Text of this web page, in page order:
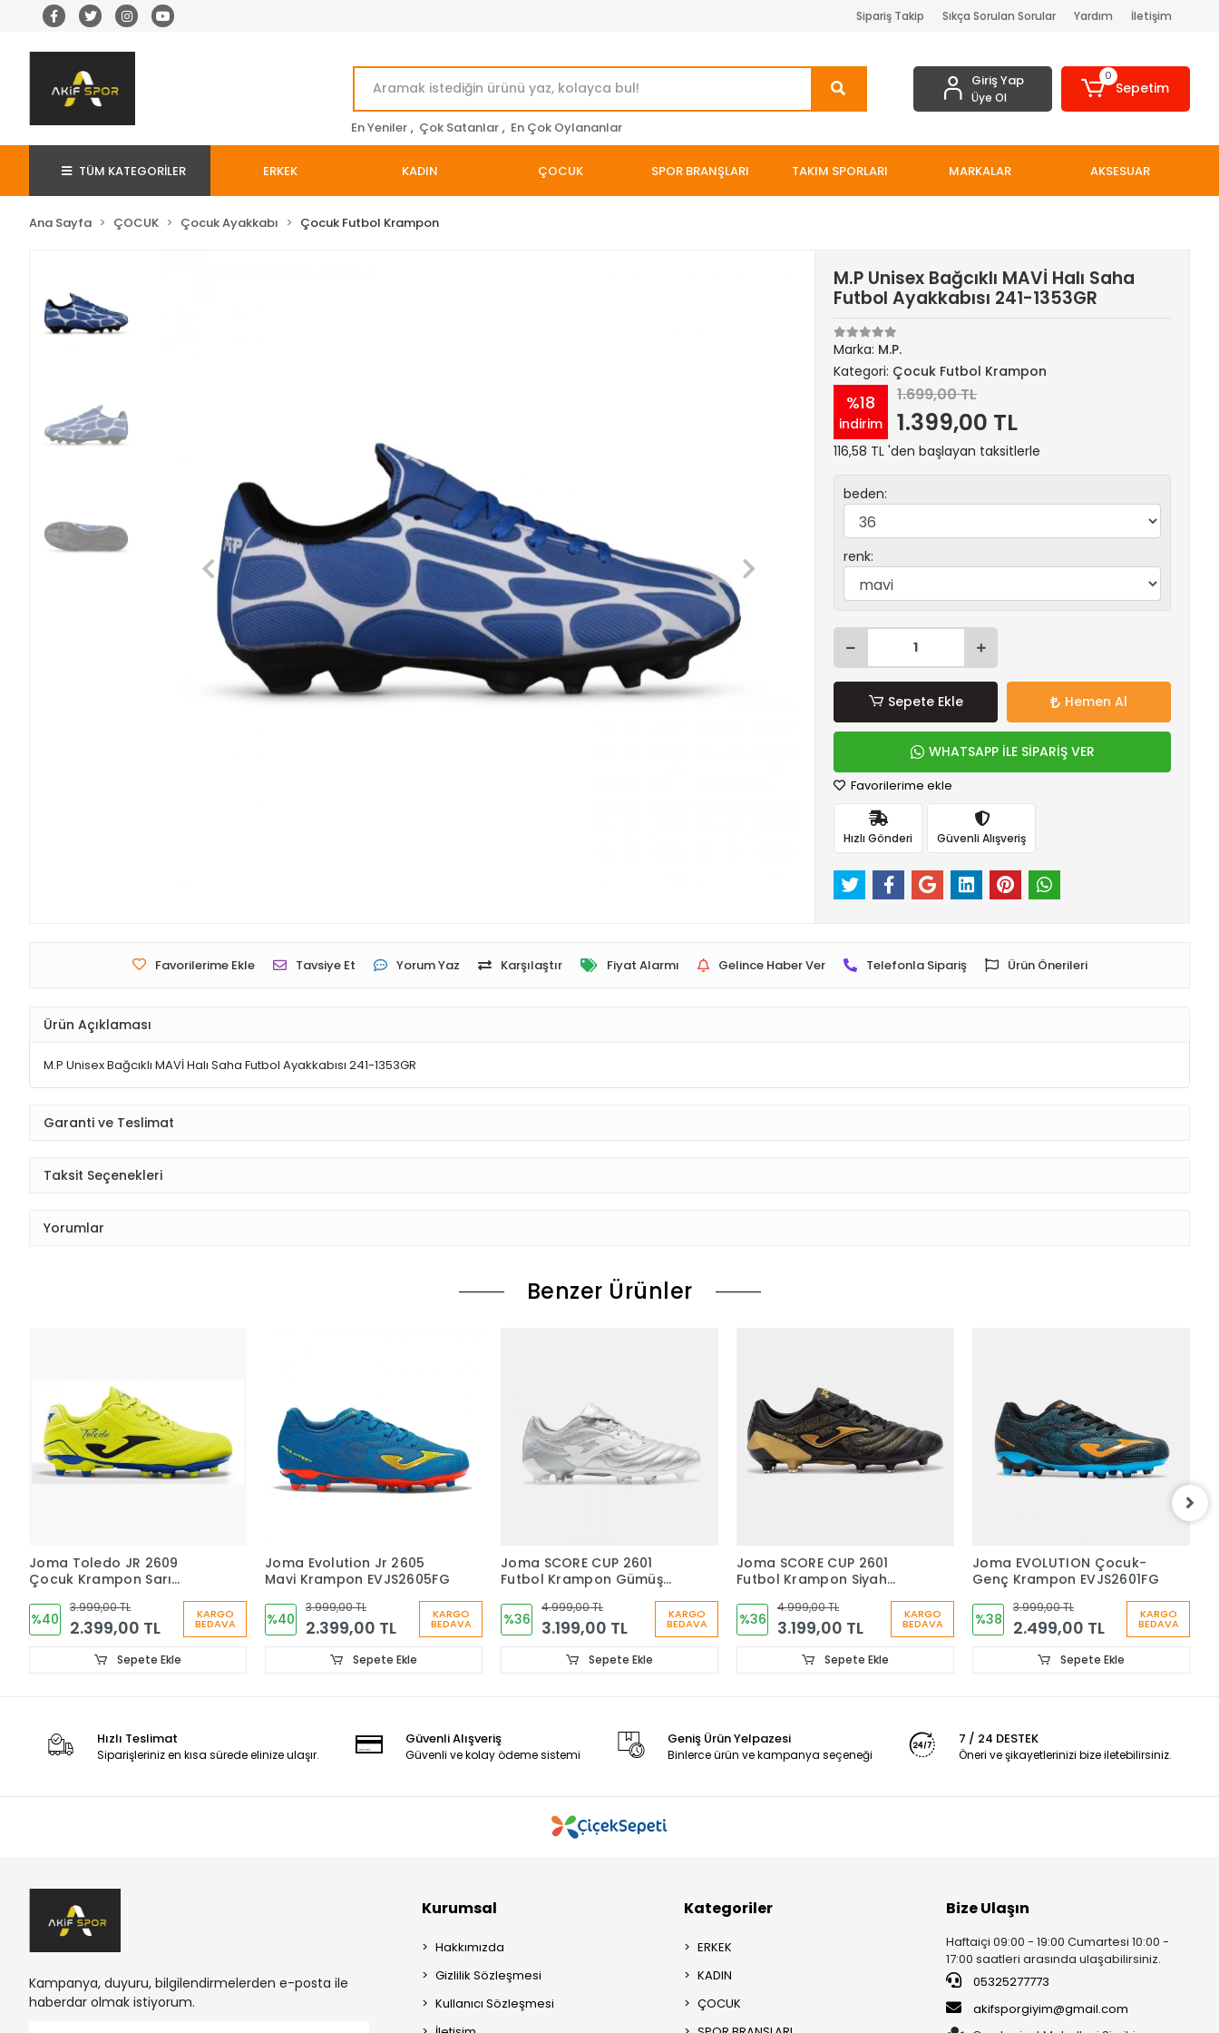
Sipariş Takip Sıkça Sorulan Sorular Yardım İletişim
En Yeniler , Çok Satanlar , En Çok Oylananlar
Giriş Yap
Üye Ol
0
Sepetim
TÜM KATEGORİLER ERKEK KADIN ÇOCUK SPOR BRANŞLARI TAKIM SPORLARI MARKALAR AKSESUAR
Ana Sayfa ÇOCUK Çocuk Ayakkabı Çocuk Futbol Krampon
M.P Unisex Bağcıklı MAVİ Halı Saha
Futbol Ayakkabısı 241-1353GR
Marka: M.P.
Kategori: Çocuk Futbol Krampon
%18
indirim
1.699,00 TL
1.399,00 TL
116,58 TL 'den başlayan taksitlerle
beden:
renk:
Sepete Ekle Hemen Al
WHATSAPP İLE SİPARİŞ VER
Favorilerime ekle
Hızlı Gönderi Güvenli Alışveriş
Favorilerime Ekle Tavsiye Et Yorum Yaz Karşılaştır Fiyat Alarmı Gelince Haber Ver Telefonla Sipariş Ürün Önerileri
Ürün Açıklaması
M.P Unisex Bağcıklı MAVİ Halı Saha Futbol Ayakkabısı 241-1353GR
Garanti ve Teslimat
Taksit Seçenekleri
Yorumlar
Benzer Ürünler
Joma Toledo JR 2609
Çocuk Krampon Sarı
%40
3.999,00 TL
2.399,00 TL
KARGO
BEDAVA
Sepete Ekle
Joma Evolution Jr 2605
Mavi Krampon EVJS2605FG
%40
3.999,00 TL
2.399,00 TL
KARGO
BEDAVA
Sepete Ekle
Joma SCORE CUP 2601
Futbol Krampon Gümüş
%36
4.999,00 TL
3.199,00 TL
KARGO
BEDAVA
Sepete Ekle
Joma SCORE CUP 2601
Futbol Krampon Siyah
%36
4.999,00 TL
3.199,00 TL
KARGO
BEDAVA
Sepete Ekle
Joma EVOLUTION Çocuk-
Genç Krampon EVJS2601FG
%38
3.999,00 TL
2.499,00 TL
KARGO
BEDAVA
Sepete Ekle
Hızlı Teslimat
Siparişleriniz en kısa sürede elinize ulaşır.
Güvenli Alışveriş
Güvenli ve kolay ödeme sistemi
Geniş Ürün Yelpazesi
Binlerce ürün ve kampanya seçeneği
7 / 24 DESTEK
Öneri ve şikayetlerinizi bize iletebilirsiniz.
Kampanya, duyuru, bilgilendirmelerden e-posta ile
haberdar olmak istiyorum.
Kurumsal
Hakkımızda
Gizlilik Sözleşmesi
Kullanıcı Sözleşmesi
Kategoriler
ERKEK
KADIN
ÇOCUK
Bize Ulaşın
Haftaiçi 09:00 - 19:00 Cumartesi 10:00 -
17:00 saatleri arasında ulaşabilirsiniz.
05325277773
akifsporgiyim@gmail.com